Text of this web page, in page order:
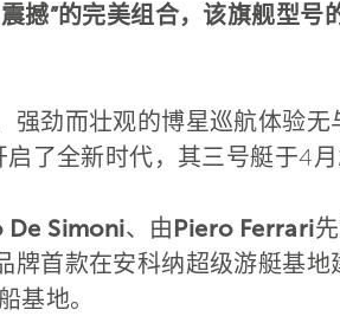
撼”的完美组合，该旗舰型号
强劲而壮观的博星巡航体验
了全新时代，其三号艇于4月
De Simoni、由Piero Ferrari
牌首款在安科纳超级游艇基
基地。